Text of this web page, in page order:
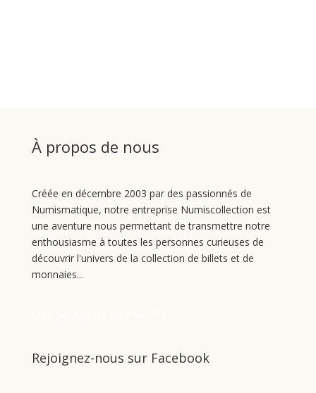
À propos de nous
Créée en décembre 2003 par des passionnés de
Numismatique, notre entreprise Numiscollection est
une aventure nous permettant de transmettre notre
enthousiasme à toutes les personnes curieuses de
découvrir l'univers de la collection de billets et de
monnaies...
Rejoignez-nous sur Facebook